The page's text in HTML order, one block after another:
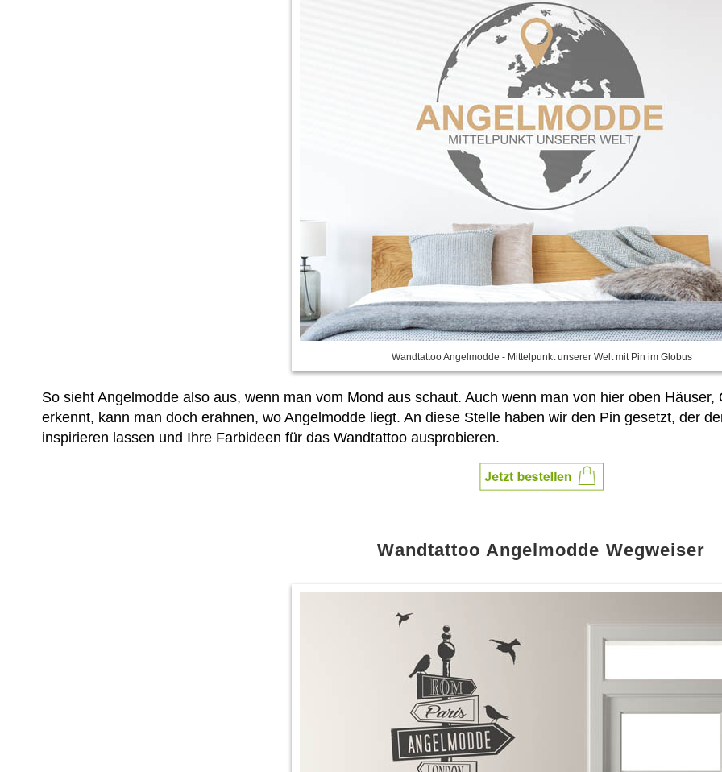
Wandtattoo Angelmodde - Mittelpunkt unserer Welt mit Pin im Globus
So sieht Angelmodde also aus, wenn man vom Mond aus schaut. Auch wenn man von hier oben
erkennt, kann man doch erahnen, wo Angelmodde liegt. An diese Stelle haben wir den Pin gesetzt, der
inspirieren lassen und Ihre Farbideen für das Wandtattoo ausprobieren.
Wandtattoo Angelmodde Wegweiser